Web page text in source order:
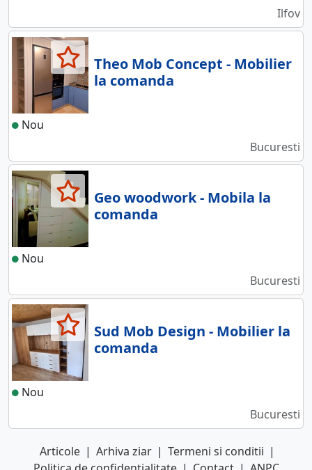
Ilfov
Theo Mob Concept - Mobilier
la comanda
Nou
Bucuresti
Geo woodwork - Mobila la
comanda
Nou
Bucuresti
Sud Mob Design - Mobilier la
comanda
Nou
Bucuresti
Articole | Arhiva ziar | Termeni si conditii |